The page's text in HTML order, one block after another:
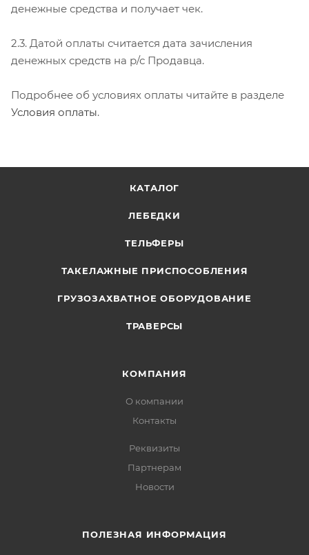
денежные средства и получает чек.
2.3. Датой оплаты считается дата зачисления
денежных средств на р/с Продавца.
Подробнее об условиях оплаты читайте в разделе
Условия оплаты.
КАТАЛОГ
ЛЕБЕДКИ
ТЕЛЬФЕРЫ
ТАКЕЛАЖНЫЕ ПРИСПОСОБЛЕНИЯ
ГРУЗОЗАХВАТНОЕ ОБОРУДОВАНИЕ
ТРАВЕРСЫ
КОМПАНИЯ
О компании
Контакты
Реквизиты
Партнерам
Новости
ПОЛЕЗНАЯ ИНФОРМАЦИЯ